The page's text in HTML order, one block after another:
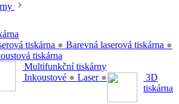
tiskárna ● Barevná laserová tiskárna ●
tiskárna
Multifunkční tiskárny
Inkoustové ● Laser ●
3D
tiskárna